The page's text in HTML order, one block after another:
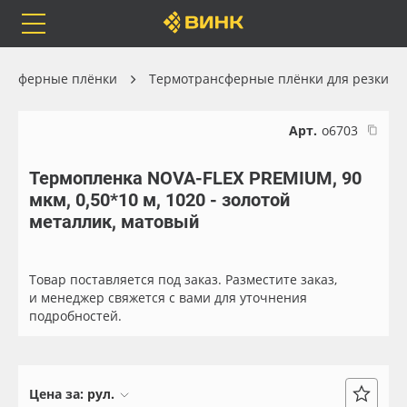
Каталог
Orafol
Бренды
Доставка
Весь каталог
Рулонные материалы
Самоклеящиеся плёнки
Листовые материалы
плёнки Термотрансферные плёнки для резки
Арт. о6703
Термопленка NOVA-FLEX PREMIUM, 90
мкм, 0,50*10 м, 1020 - золотой
металлик, матовый
Товар поставляется под заказ. Разместите заказ,
и менеджер свяжется с вами для уточнения
подробностей.
Цена за: рул.